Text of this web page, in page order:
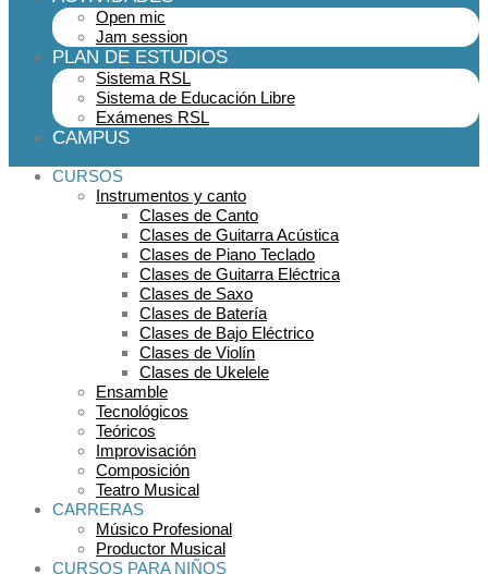
Open mic
Jam session
PLAN DE ESTUDIOS
Sistema RSL
Sistema de Educación Libre
Exámenes RSL
CAMPUS
CURSOS
Instrumentos y canto
Clases de Canto
Clases de Guitarra Acústica
Clases de Piano Teclado
Clases de Guitarra Eléctrica
Clases de Saxo
Clases de Batería
Clases de Bajo Eléctrico
Clases de Violín
Clases de Ukelele
Ensamble
Tecnológicos
Teóricos
Improvisación
Composición
Teatro Musical
CARRERAS
Músico Profesional
Productor Musical
CURSOS PARA NIÑOS